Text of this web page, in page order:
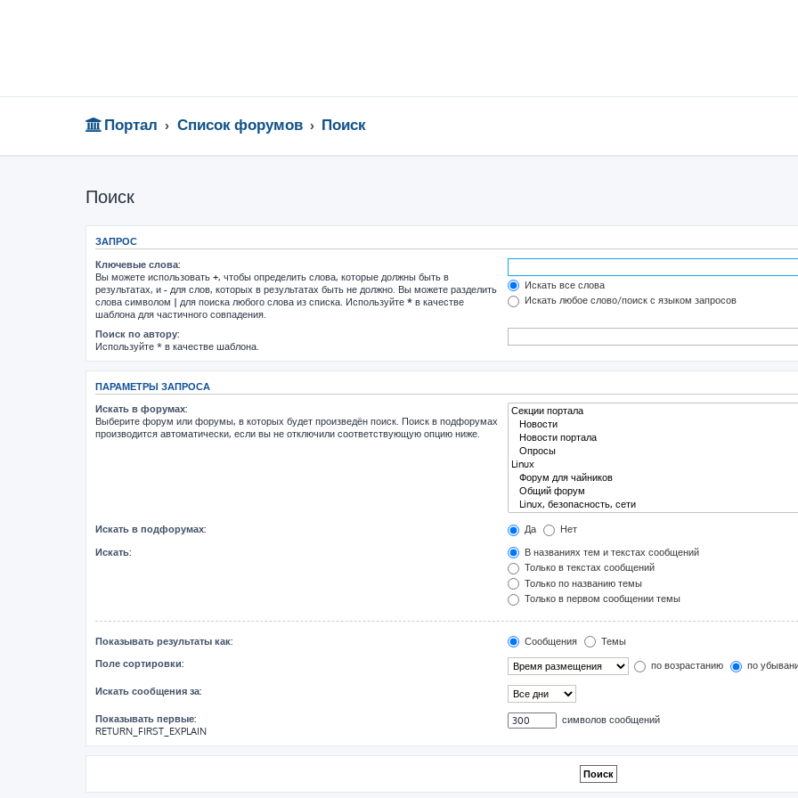
Портал Список форумов Поиск
Поиск
ЗАПРОС
Ключевые слова:
Вы можете использовать +, чтобы определить слова, которые должны быть в
результатах, и - для слов, которых в результатах быть не должно. Вы можете разделить
слова символом | для поиска любого слова из списка. Используйте * в качестве
шаблона для частичного совпадения.
Искать все слова
Искать любое слово/поиск с языком запросов
Поиск по автору:
Используйте * в качестве шаблона.
ПАРАМЕТРЫ ЗАПРОСА
Искать в форумах:
Выберите форум или форумы, в которых будет произведён поиск. Поиск в подфорумах
производится автоматически, если вы не отключили соответствующую опцию ниже.
Искать в подфорумах: Да
Нет
Искать:
В названиях тем и текстах сообщений
Только в текстах сообщений
Только по названию темы
Только в первом сообщении темы
Показывать результаты как: Сообщения
Темы
Поле сортировки:
по возрастанию по
Искать сообщения за:
Показывать первые:
RETURN_FIRST_EXPLAIN
символов сообщений